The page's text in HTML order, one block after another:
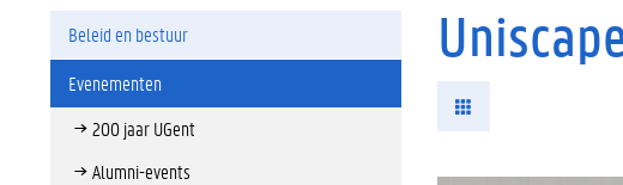
Beleid en bestuur
Evenementen
200 jaar UGent
Alumni-events